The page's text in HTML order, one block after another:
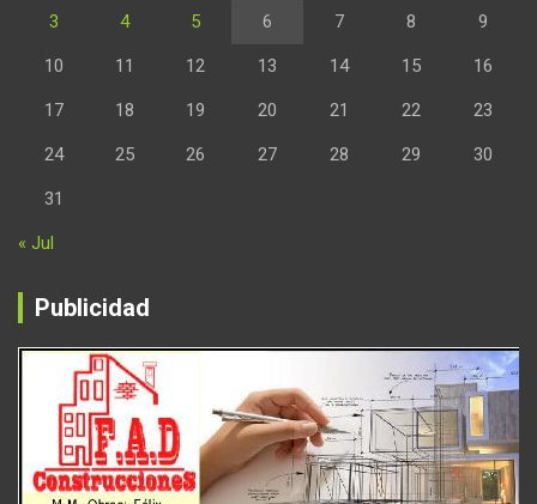
3 4 5 6 7 8 9
10 11 12 13 14 15 16
17 18 19 20 21 22 23
24 25 26 27 28 29 30
31
« Jul
Publicidad